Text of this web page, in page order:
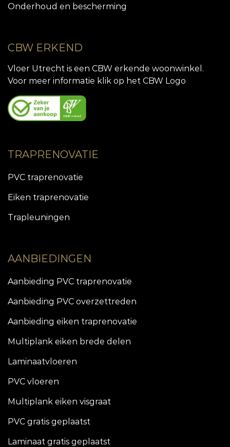
Onderhoud en bescherming
CBW ERKEND
Vloer Utrecht is een CBW erkende woonwinkel.
Voor meer informatie klik op het CBW Logo
TRAPRENOVATIE
PVC traprenovatie
Eiken traprenovatie
Trapleuningen
AANBIEDINGEN
Aanbieding PVC traprenovatie
Aanbieding PVC overzettreden
Aanbieding eiken traprenovatie
Multiplank eiken brede delen
Laminaatvloeren
PVC vloeren
Multiplank eiken visgraat
PVC gratis geplaatst
Laminaat gratis geplaatst